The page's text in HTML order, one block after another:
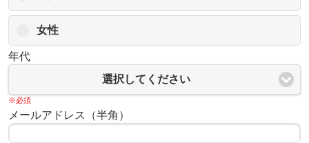
女性
年代
選択してください
※必須
メールアドレス（半角）